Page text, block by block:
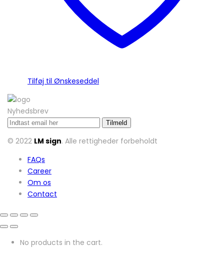
Tilføj til Ønskeseddel
Nyhedsbrev
© 2022 LM sign. Alle rettigheder forbeholdt
FAQs
Career
Om os
Contact
No products in the cart.